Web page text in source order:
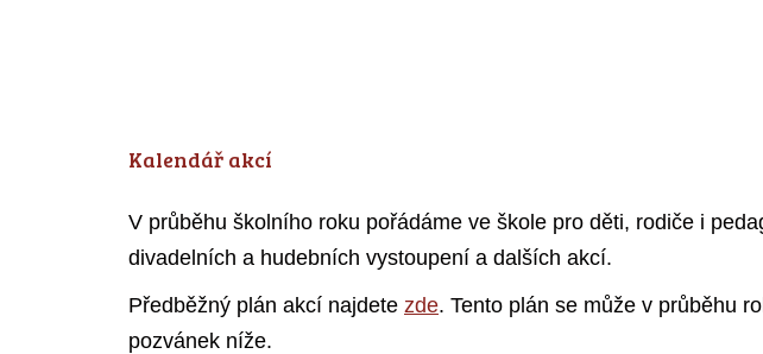
Kalendář akcí
V průběhu školního roku pořádáme ve škole pro děti, rodiče i
divadelních a hudebních vystoupení a dalších akcí.
Předběžný plán akcí najdete zde. Tento plán se může v průběhu
pozvánek níže.